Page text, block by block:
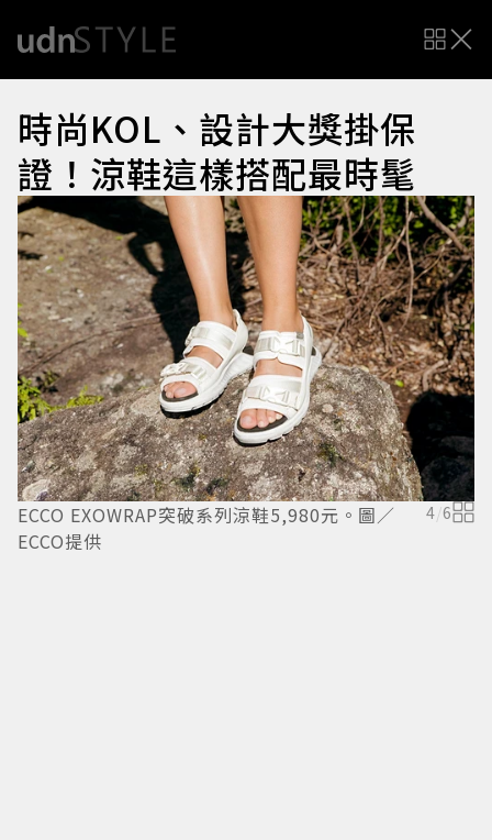
時尚KOL、設計大獎掛保
證！涼鞋這樣搭配最時髦
ECCO EXOWRAP突破系列涼鞋5,980元。圖／
ECCO提供
4/6